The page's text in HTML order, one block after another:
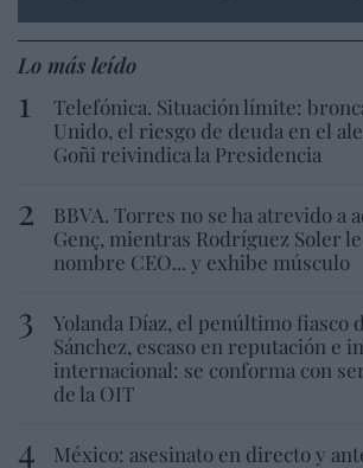
Lo más leído
Telefónica. Situación límite:
Unido, el riesgo de deuda en el
Goñi reivindica la Presidencia
BBVA. Torres no se ha atrevido a
Genç, mientras Rodríguez Soler
nombre CEO... y exhibe músculo
Yolanda Díaz, el penúltimo fiasco
Sánchez, escaso en reputación e
internacional: se conforma con
de la OIT
México: asesinato en directo y